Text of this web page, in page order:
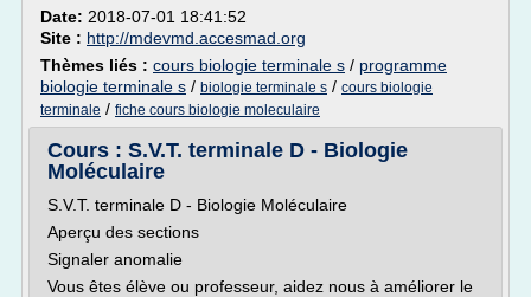
Date: 2018-07-01 18:41:52
Site : http://mdevmd.accesmad.org
Thèmes liés : cours biologie terminale s / programme
biologie terminale s / biologie terminale s / cours biologie
terminale / fiche cours biologie moleculaire
Cours : S.V.T. terminale D - Biologie
Moléculaire
S.V.T. terminale D - Biologie Moléculaire
Aperçu des sections
Signaler anomalie
Vous êtes élève ou professeur, aidez nous à améliorer le